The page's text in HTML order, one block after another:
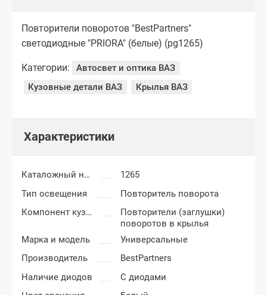
Повторители поворотов "BestPartners"
светодиодные "PRIORA" (белые) (pg1265)
Категории:
Автосвет и оптика ВАЗ
Кузовные детали ВАЗ
Крылья ВАЗ
Характеристики
Каталожный номер
1265
Тип освещения
Повторитель поворота
Компонент кузова
Повторители (заглушки)
поворотов в крылья
Марка и модель
Универсальные
Производитель
BestPartners
Наличие диодов
С диодами